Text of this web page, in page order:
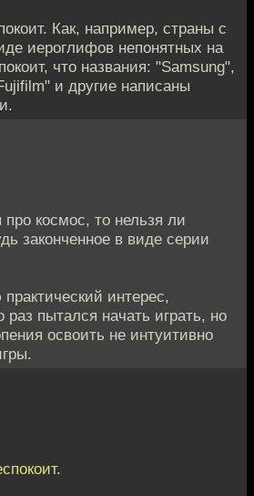
Как, например, страны с
иероглифов непонятных на
что названия: "Samsung",
и другие написаны
космос, то нельзя ли
законченное в виде серии
интерес,
раз пытался начать играть, но
освоить не интуитивно